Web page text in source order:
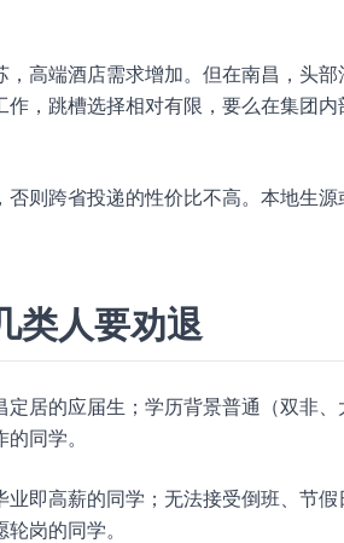
高端酒店需求增加。但在南昌，头
，跳槽选择相对有限，要么在集团
则跨省投递的性价比不高。本地生
类人要劝退
定居的应届生；学历背景普通（双非
同学。
即高薪的同学；无法接受倒班、节假
岗的同学。